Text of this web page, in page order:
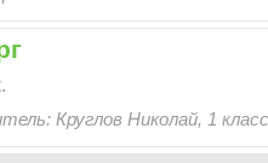
Круглов Николай, 1